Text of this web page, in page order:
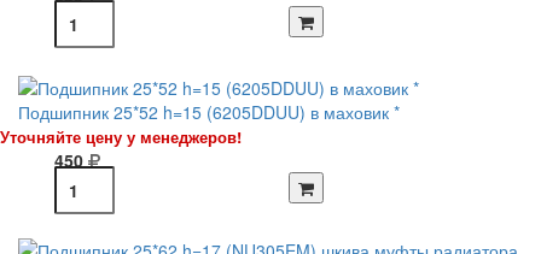
Подшипник 25*52 h=15 (6205DDUU) в маховик *
Уточняйте цену у менеджеров!
450